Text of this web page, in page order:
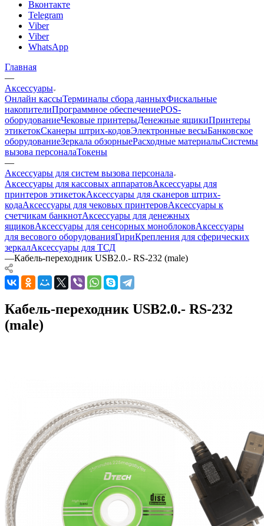
Вконтакте
Telegram
Viber
Viber
WhatsApp
Главная
—
Аксессуары
Онлайн кассыТерминалы сбора данныхФискальные
накопителиПрограммное обеспечениеPOS-
оборудованиеЧековые принтерыДенежные ящикиПринтеры
этикетокСканеры штрих-кодовЭлектронные весыБанковское
оборудованиеЗеркала обзорныеРасходные материалыСистемы
вызова персоналаТокены
—
Аксессуары для систем вызова персонала
Аксессуары для кассовых аппаратовАксессуары для
принтеров этикетокАксессуары для сканеров штрих-
кодаАксессуары для чековых принтеровАксессуары к
счетчикам банкнотАксессуары для денежных
ящиковАксессуары для сенсорных моноблоковАксессуары
для весового оборудованияГириКрепления для сферических
зеркалАксессуары для ТСД
—Кабель-переходник USB2.0.- RS-232 (male)
Кабель-переходник USB2.0.- RS-232
(male)